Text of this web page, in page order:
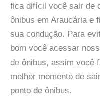
fica difícil você sair de
ônibus em Araucária e
sua condução. Para
bom você acessar
de ônibus, assim você
melhor momento de
ponto de ônibus.